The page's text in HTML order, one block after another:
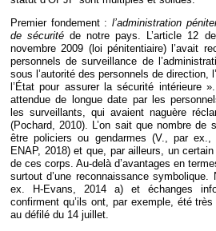
Premier fondement : l’administration
de sécurité de notre pays. L’article 12
novembre 2009 (loi pénitentiaire) l’avait
personnels de surveillance de
sous l’autorité des personnels de direction,
l’État pour assurer la sécurité intérieure
attendue de longue date par les
les surveillants, qui avaient naguère
(Pochard, 2010). L’on sait que nombre de
être policiers ou gendarmes (V., par ex.,
ENAP, 2018) et que, par ailleurs, un
de ces corps. Au-delà d’avantages en
surtout d’une reconnaissance symbolique.
ex. H-Evans, 2014 a) et échanges
confirment qu’ils ont, par exemple, été
au défilé du 14 juillet.